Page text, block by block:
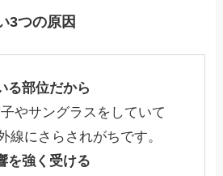
3つの原因
る部位だから
やサングラスをしていて
線にさらされがちです。
を強く受ける